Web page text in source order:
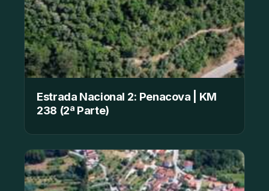
Estrada Nacional 2: Penacova | KM
238 (2ª Parte)